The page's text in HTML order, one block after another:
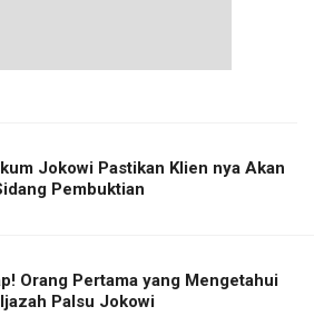
Jokowi Pastikan Klien nya Akan
Pembuktian
Orang Pertama yang Mengetahui
Palsu Jokowi